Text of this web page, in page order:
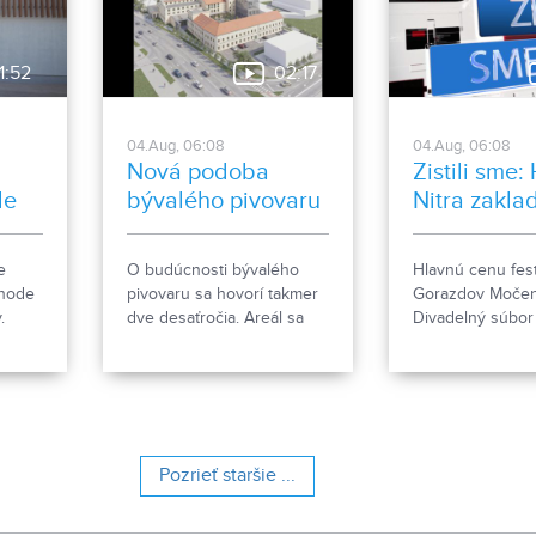
pomocníkmi.
02:17
04.Aug, 06:08
Nová podoba
bývalého pivovaru
O budúcnosti bývalého
pivovaru sa hovorí takmer
dve desaťročia. Areál sa
polyfunkčnej budovy.
04.Aug, 06:08
Zistili sme:
Nitra
ženkský
Gorazdov
Močenok
víťaza
Hlavnú cenu
Gorazdov
Divadelný súbor
Pozrieť staršie ...